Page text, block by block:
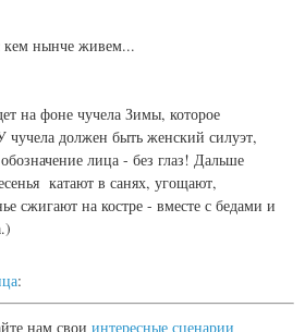
нынче живем...
на фоне чучела Зимы, которое
чучела должен быть женский силуэт,
лица - без глаз! Дальше
катают в санях, угощают,
сжигают на костре - вместе с бедами и
:
нам свои интересные сценарии